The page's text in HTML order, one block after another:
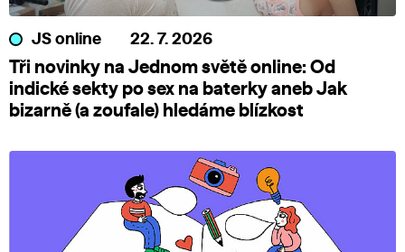
JS online 22. 7. 2026
Tři novinky na Jednom světě online: Od
indické sekty po sex na baterky aneb Jak
bizarně (a zoufale) hledáme blízkost